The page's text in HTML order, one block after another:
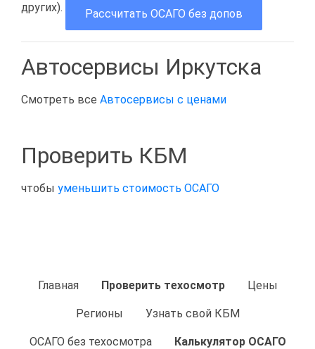
других). Рассчитать ОСАГО без допов
Автосервисы Иркутска
Смотреть все Автосервисы с ценами
Проверить КБМ
чтобы уменьшить стоимость ОСАГО
Главная Проверить техосмотр Цены
Регионы Узнать свой КБМ
ОСАГО без техосмотра Калькулятор ОСАГО